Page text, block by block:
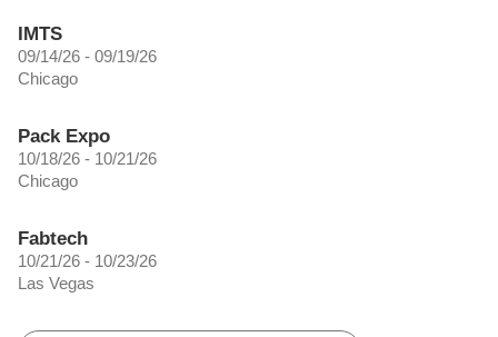
IMTS
09/14/26 - 09/19/26
Chicago
Pack Expo
10/18/26 - 10/21/26
Chicago
Fabtech
10/21/26 - 10/23/26
Las Vegas